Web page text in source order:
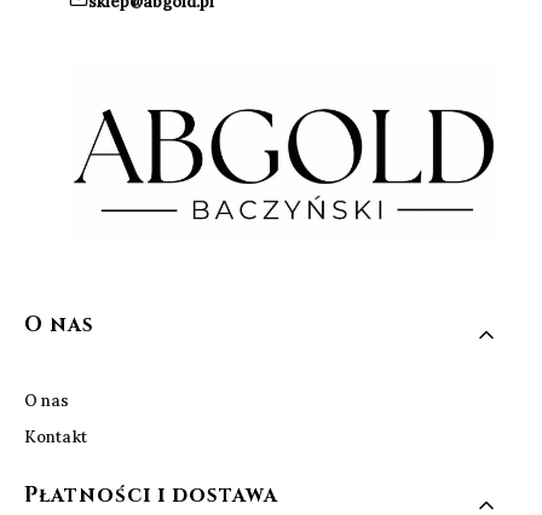
Linki w stopce
O nas
O nas
Kontakt
Płatności i dostawa